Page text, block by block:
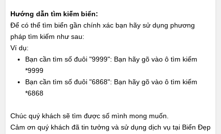
Hướng dẫn tìm kiếm biển:
Để có thể tìm biển gần chính xác bạn hãy sử dụng phương
pháp tìm kiếm như sau:
Ví dụ:
Bạn cần tìm số đuôi "9999": Bạn hãy gõ vào ô tìm kiếm
*9999
Bạn cần tìm số đuôi "6868": Bạn hãy gõ vào ô tìm kiếm
*6868
Chúc quý khách sẽ tìm được số mình mong muốn.
Cảm ơn quý khách đã tin tưởng và sử dụng dịch vụ tại Biển Đẹp